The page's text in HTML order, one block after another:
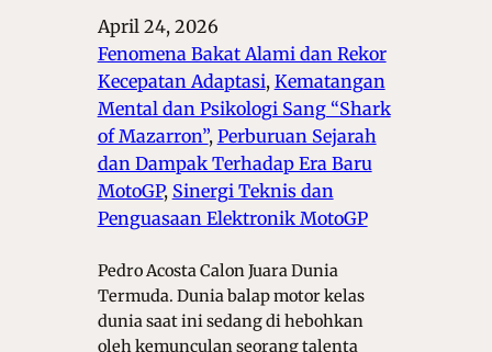
April 24, 2026
Fenomena Bakat Alami dan Rekor
Kecepatan Adaptasi, Kematangan
Mental dan Psikologi Sang “Shark
of Mazarron”, Perburuan Sejarah
dan Dampak Terhadap Era Baru
MotoGP, Sinergi Teknis dan
Penguasaan Elektronik MotoGP
Pedro Acosta Calon Juara Dunia
Termuda. Dunia balap motor kelas
dunia saat ini sedang di hebohkan
oleh kemunculan seorang talenta